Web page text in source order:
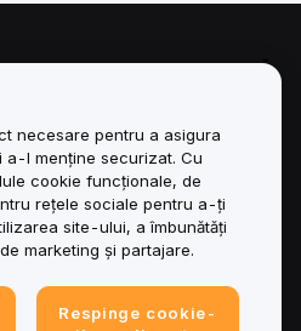
necesare pentru a asigura
l menține securizat. Cu
cookie funcționale, de
rețele sociale pentru a-ți
site-ului, a îmbunătăți
marketing și partajare.
Respinge cookie-